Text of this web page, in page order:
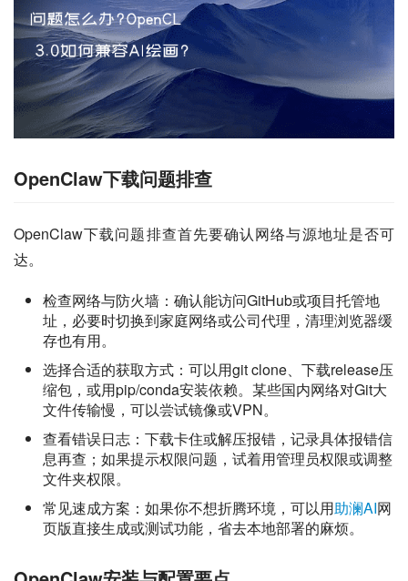
OpenClaw下载问题排查
OpenClaw下载问题排查首先要确认网络与源地址是否可
达。
检查网络与防火墙：确认能访问GitHub或项目托管地
址，必要时切换到家庭网络或公司代理，清理浏览器缓
存也有用。
选择合适的获取方式：可以用git clone、下载release压
缩包，或用pip/conda安装依赖。某些国内网络对Git大
文件传输慢，可以尝试镜像或VPN。
查看错误日志：下载卡住或解压报错，记录具体报错信
息再查；如果提示权限问题，试着用管理员权限或调整
文件夹权限。
常见速成方案：如果你不想折腾环境，可以用助澜AI网
页版直接生成或测试功能，省去本地部署的麻烦。